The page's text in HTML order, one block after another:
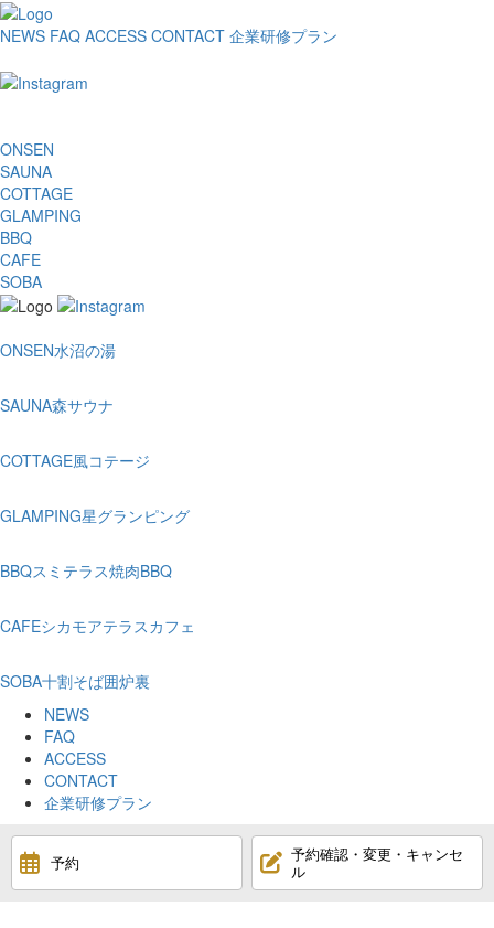
NEWS FAQ ACCESS CONTACT 企業研修プラン
ONSEN
SAUNA
COTTAGE
GLAMPING
BBQ
CAFE
SOBA
ONSEN水沼の湯
SAUNA森サウナ
COTTAGE風コテージ
GLAMPING星グランピング
BBQスミテラス焼肉BBQ
CAFEシカモアテラスカフェ
SOBA十割そば囲炉裏
NEWS
FAQ
ACCESS
CONTACT
企業研修プラン
予約
予約確認・変更・キャンセ
ル